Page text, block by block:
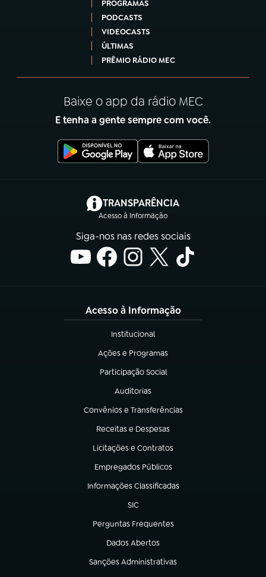
PROGRAMAS
PODCASTS
VIDEOCASTS
ÚLTIMAS
PRÊMIO RÁDIO MEC
Baixe o app da rádio MEC
E tenha a gente sempre com você.
TRANSPARÊNCIA
Acesso à Informação
(abre em nova aba)
Siga-nos nas redes sociais
Acesso à Informação
Institucional
(abre em nova aba)
Ações e Programas
(abre em nova aba)
Participação Social
(abre em nova aba)
Auditorias
(abre em nova aba)
Convênios e Transferências
(abre em nova aba)
Receitas e Despesas
(abre em nova aba)
Licitações e Contratos
(abre em nova aba)
Empregados Públicos
(abre em nova aba)
Informações Classificadas
(abre em nova aba)
SIC
(abre em nova aba)
Perguntas Frequentes
(abre em nova aba)
Dados Abertos
(abre em nova aba)
Sanções Administrativas
(abre em nova aba)